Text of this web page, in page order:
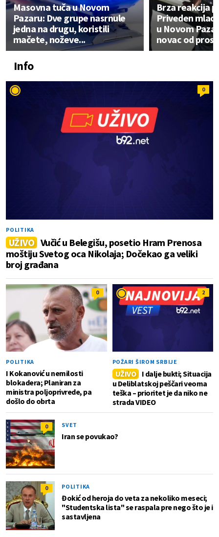
Masovna tuča u Novom
Pazaru: Dve grupe nasrnule
jedna na drugu, koristili
mačete, noževe...
Brza reakcija
Priveden
u Novom
novac od
Info
0
POLITIKA
UŽIVO Vučić u Belegišu, posetio Hram Prenosa
moštiju Svetog oca Nikolaja; Dočekao ga veliki
broj građana
0
POLITIKA
I Kokanović u nemilosti
blokadera; Planiran za
ministra poljoprivrede, pa
došlo do obrta
2
POŽARI ŠIROM SRBIJE
UŽIVO
I dalje bukti; Situacija
u Deliblatskoj peščari veoma
teška – prioritet je da niko ne
strada VIDEO
0 SVET
Iran se povukao?
0 POLITIKA
Đokić od heroja do veta za nekoliko meseci;
"Studentska lista" se raspala pre nego što je i
sastavljena